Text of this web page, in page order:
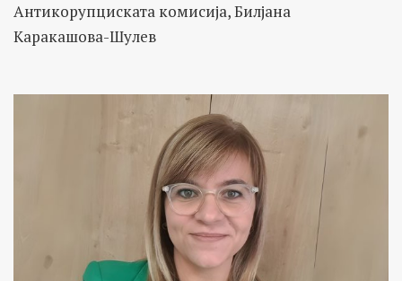
Антикорупциската комисија, Билјана
Каракашова-Шулев